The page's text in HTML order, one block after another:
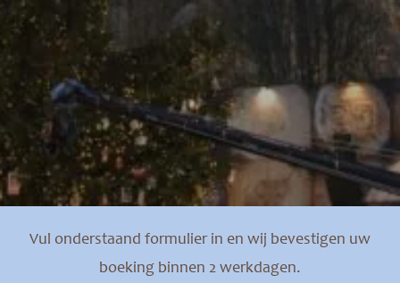
Vul onderstaand formulier in en wij bevestigen uw
boeking binnen 2 werkdagen.